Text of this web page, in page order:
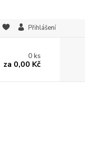
Přihlášení
0ks
za 0,00 Kč